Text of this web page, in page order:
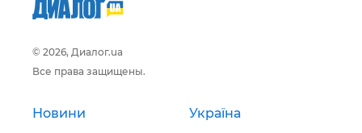
© 2026, Диалог.ua
Все права защищены.
Новини Україна